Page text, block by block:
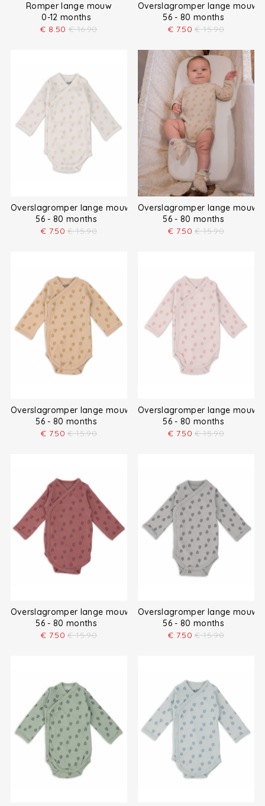
Romper lange mouw
0-12 months
€ 8.50 € 16.90
Overslagromper lange mouw
56 - 80 months
€ 7.50 € 15.90
Overslagromper lange mouw
56 - 80 months
€ 7.50 € 15.90
Overslagromper lange mouw
56 - 80 months
€ 7.50 € 15.90
Overslagromper lange mouw
56 - 80 months
€ 7.50 € 15.90
Overslagromper lange mouw
56 - 80 months
€ 7.50 € 15.90
Overslagromper lange mouw
56 - 80 months
€ 7.50 € 15.90
Overslagromper lange mouw
56 - 80 months
€ 7.50 € 15.90